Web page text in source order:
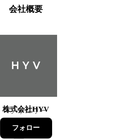
会社概要
株式会社HYV
4フォロワー
フォロー